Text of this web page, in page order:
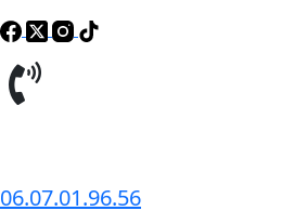
06.07.01.96.56